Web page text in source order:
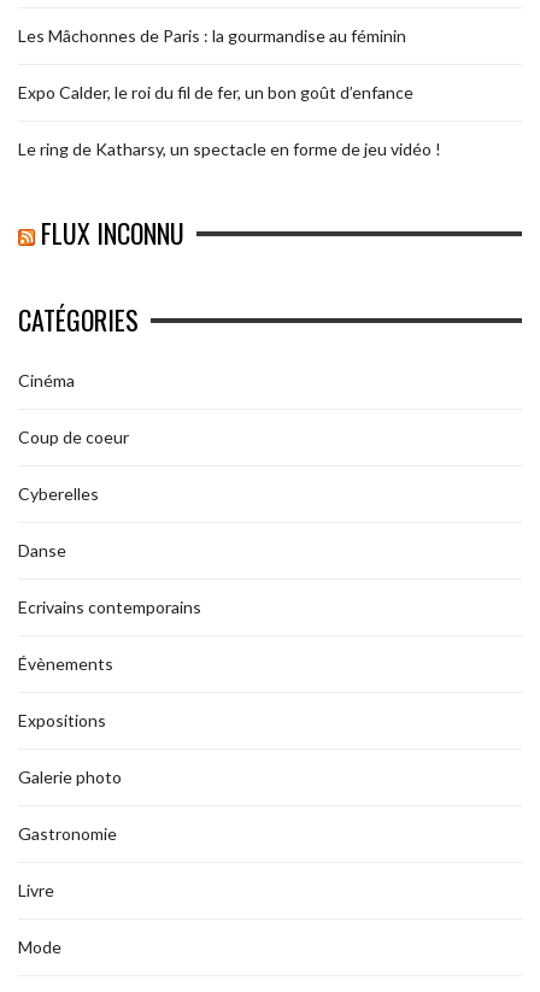
Les Mâchonnes de Paris : la gourmandise au féminin
Expo Calder, le roi du fil de fer, un bon goût d’enfance
Le ring de Katharsy, un spectacle en forme de jeu vidéo !
FLUX INCONNU
CATÉGORIES
Cinéma
Coup de coeur
Cyberelles
Danse
Ecrivains contemporains
Évènements
Expositions
Galerie photo
Gastronomie
Livre
Mode